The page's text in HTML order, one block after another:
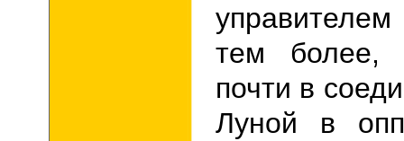
тем более,
почти в
Луной в